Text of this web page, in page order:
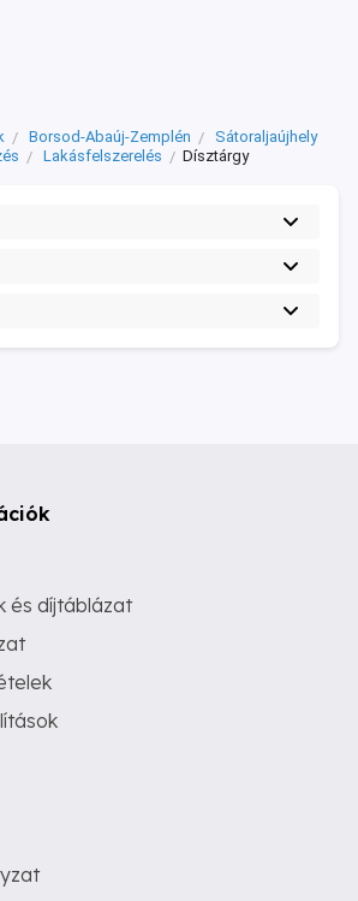
Borsod-Abaúj-Zemplén
Sátoraljaújhely
Lakásfelszerelés Dísztárgy
és díjtáblázat